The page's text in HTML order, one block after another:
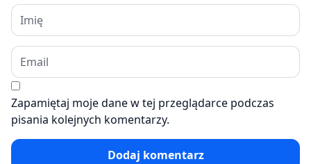
Zapamiętaj moje dane w tej przeglądarce podczas
pisania kolejnych komentarzy.
Dodaj komentarz